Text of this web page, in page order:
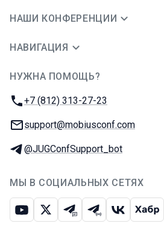
НАШИ КОНФЕРЕНЦИИ
НАВИГАЦИЯ
НУЖНА ПОМОЩЬ?
Телефон:
+7 (812) 313-27-23
E-mail:
support@mobiusconf.com
Телеграм:
@JUGConfSupport_bot
МЫ В СОЦИАЛЬНЫХ СЕТЯХ
ЮтубИкс Телеграм-чат
Телеграм-канал
ВКонтакте
Хабр